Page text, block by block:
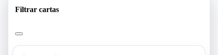
Filtrar cartas